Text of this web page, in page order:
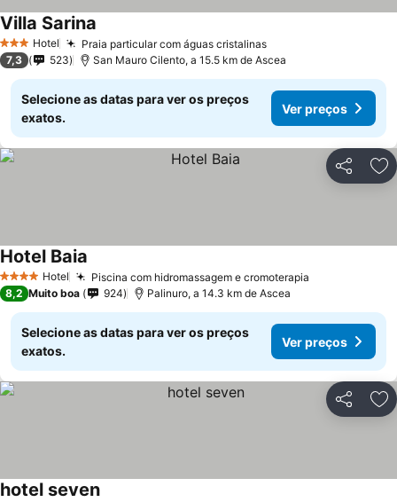
3 EstrelasHotel Praia particular com águas cristalinas
Villa Sarina
7,3 523 San Mauro Cilento, a 15.5 km de Ascea
Selecione as datas para ver os preços
exatos.
Ver preços
Partilhar
4 EstrelasHotel Piscina com hidromassagem e cromoterapia
Hotel Baia
8,2 Muito boa 924 Palinuro, a 14.3 km de Ascea
Selecione as datas para ver os preços
exatos.
Ver preços
Partilhar
hotel seven